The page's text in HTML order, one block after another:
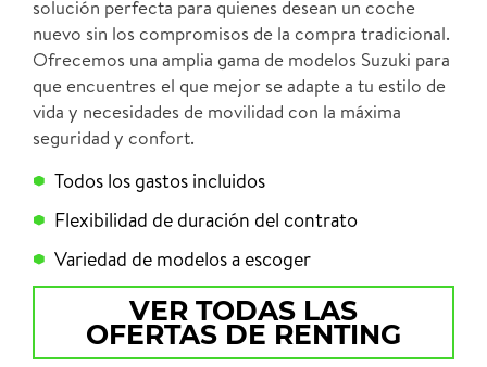
solución perfecta para quienes desean un coche
nuevo sin los compromisos de la compra tradicional.
Ofrecemos una amplia gama de modelos Suzuki para
que encuentres el que mejor se adapte a tu estilo de
vida y necesidades de movilidad con la máxima
seguridad y confort.
Todos los gastos incluidos
Flexibilidad de duración del contrato
Variedad de modelos a escoger
VER TODAS LAS
OFERTAS DE RENTING